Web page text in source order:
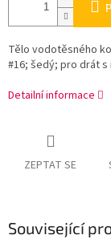
Tělo vodotěsného
#16; šedý; pro drát
Detailní informace
ZEPTAT SE
Související